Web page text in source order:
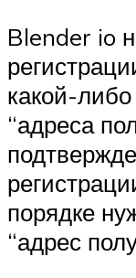
Blender io
какой-
“адреса
порядке
“адрес